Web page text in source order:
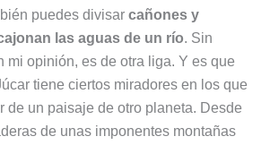
puedes divisar cañones y
las aguas de un río. Sin
mi opinión, es de otra liga. Y es que
tiene ciertos miradores en los que
de un paisaje de otro planeta. Desde
de unas imponentes montañas